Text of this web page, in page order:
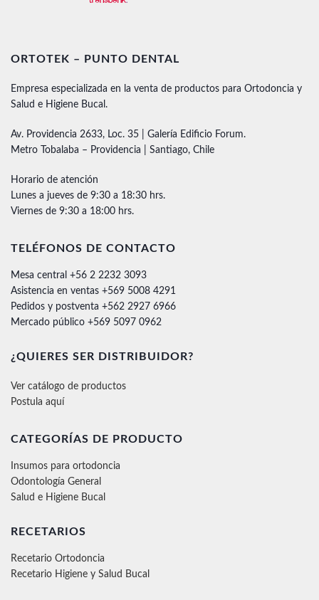
ORTOTEK – PUNTO DENTAL
Empresa especializada en la venta de productos para Ortodoncia y
Salud e Higiene Bucal.
Av. Providencia 2633, Loc. 35 | Galería Edificio Forum.
Metro Tobalaba – Providencia | Santiago, Chile
Horario de atención
Lunes a jueves de 9:30 a 18:30 hrs.
Viernes de 9:30 a 18:00 hrs.
TELÉFONOS DE CONTACTO
Mesa central +56 2 2232 3093
Asistencia en ventas +569 5008 4291
Pedidos y postventa +562 2927 6966
Mercado público +569 5097 0962
¿QUIERES SER DISTRIBUIDOR?
Ver catálogo de productos
Postula aquí
CATEGORÍAS DE PRODUCTO
Insumos para ortodoncia
Odontología General
Salud e Higiene Bucal
RECETARIOS
Recetario Ortodoncia
Recetario Higiene y Salud Bucal